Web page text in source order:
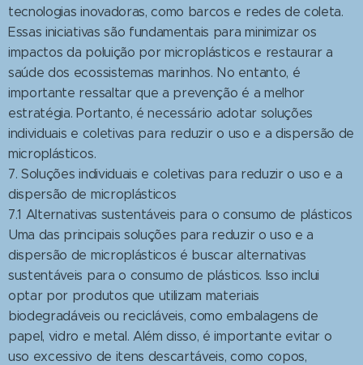
tecnologias inovadoras, como barcos e redes de coleta.
Essas iniciativas são fundamentais para minimizar os
impactos da poluição por microplásticos e restaurar a
saúde dos ecossistemas marinhos. No entanto, é
importante ressaltar que a prevenção é a melhor
estratégia. Portanto, é necessário adotar soluções
individuais e coletivas para reduzir o uso e a dispersão de
microplásticos.
7. Soluções individuais e coletivas para reduzir o uso e a
dispersão de microplásticos
7.1 Alternativas sustentáveis para o consumo de plásticos
Uma das principais soluções para reduzir o uso e a
dispersão de microplásticos é buscar alternativas
sustentáveis para o consumo de plásticos. Isso inclui
optar por produtos que utilizam materiais
biodegradáveis ou recicláveis, como embalagens de
papel, vidro e metal. Além disso, é importante evitar o
uso excessivo de itens descartáveis, como copos,